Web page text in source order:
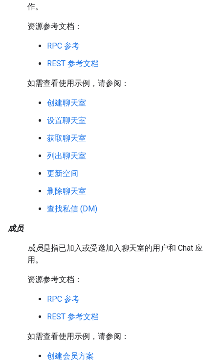
作。
资源参考文档：
RPC 参考
REST 参考文档
如需查看使用示例，请参阅：
创建聊天室
设置聊天室
获取聊天室
列出聊天室
更新空间
删除聊天室
查找私信 (DM)
成员
成员是指已加入或受邀加入聊天室的用户和 Chat 应
用。
资源参考文档：
RPC 参考
REST 参考文档
如需查看使用示例，请参阅：
创建会员方案